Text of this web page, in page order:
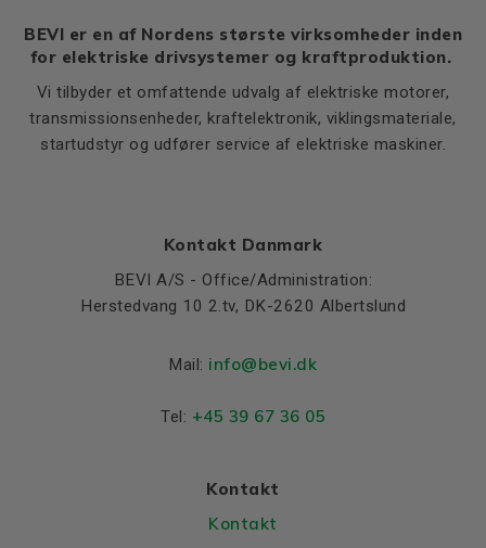
BEVI er en af Nordens største virksomheder inden
for elektriske drivsystemer og kraftproduktion.
Vi tilbyder et omfattende udvalg af elektriske motorer,
transmissionsenheder, kraftelektronik, viklingsmateriale,
startudstyr og udfører service af elektriske maskiner.
Kontakt Danmark
BEVI A/S - Office/Administration:
Herstedvang 10 2.tv, DK-2620 Albertslund
Mail: info@bevi.dk
Tel: +45 39 67 36 05
Kontakt
Kontakt